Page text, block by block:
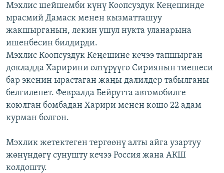
ЫҢГАЙСЫЗ СУРООЛОР
ЭЕ/АРнун бардык сайттары
Мэхлис шейшемби күнү Коопсуздук Кеңешинде
ырасмий Дамаск менен кызматташуу
жакшырганын, лекин ушул нукта уланарына
ишенбесин билдирди.
Мэхлис Коопсуздук Кеңешине кечээ тапшырган
докладда Харирини өлтүрүүгө Сириянын тиешеси
бар экенин ырастаган жаңы далилдер табылганы
белгиленет. Февралда Бейрутта автомобилге
коюлган бомбадан Харири менен кошо 22 адам
курман болгон.
Мэхлик жетектеген тергөөнү алты айга узартуу
жөнүндөгү сунушту кечээ Россия жана АКШ
колдошту.